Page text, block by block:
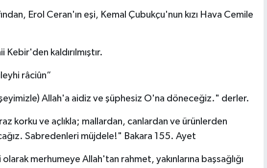
Erol Ceran'ın eşi, Kemal Çubukçu'nun kızı Hava Cemile
kaldırılmıştır.
râciûn”
Allah'a aidiz ve şüphesiz O'na döneceğiz." derler.
korku ve açlıkla; mallardan, canlardan ve ürünlerden
Sabredenleri müjdele!" Bakara 155. Ayet
merhumeye Allah'tan rahmet, yakınlarına başsağlığı